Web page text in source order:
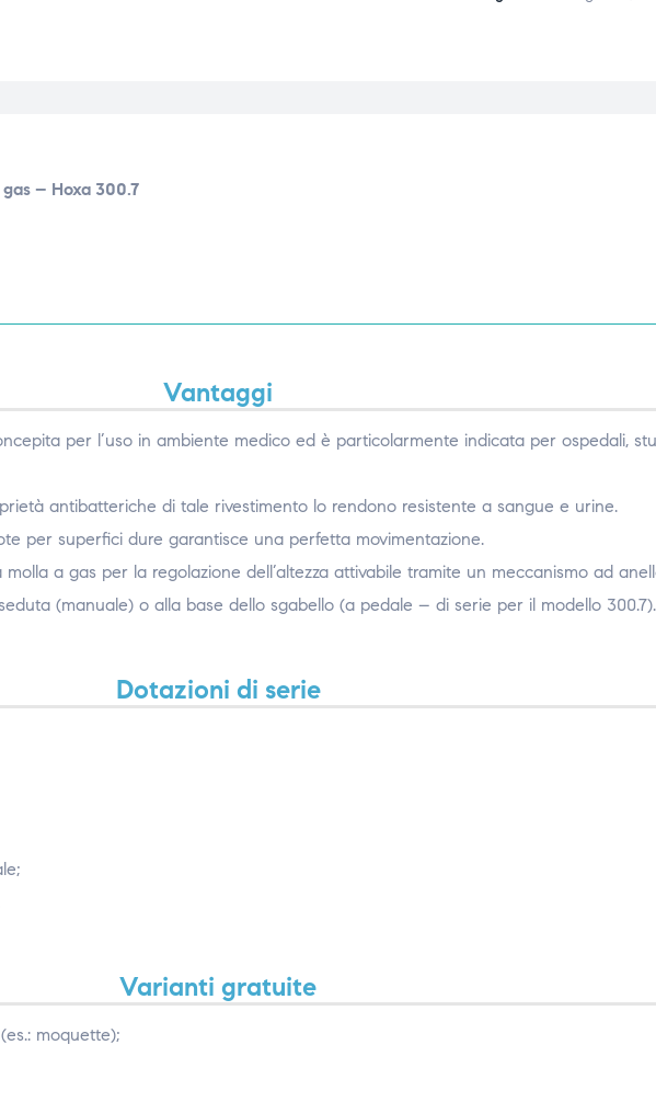
– Hoxa 300.7
Vantaggi
per l’uso in ambiente medico ed è particolarmente indicata per ospedali,
antibatteriche di tale rivestimento lo rendono resistente a sangue e urine.
per superfici dure garantisce una perfetta movimentazione.
a gas per la regolazione dell’altezza attivabile tramite un meccanismo ad
(manuale) o alla base dello sgabello (a pedale – di serie per il modello 300.7).
Dotazioni di serie
Varianti gratuite
moquette);